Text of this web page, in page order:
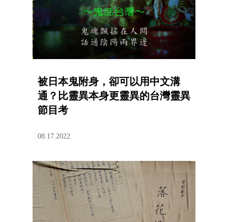
被日本鬼附身，卻可以用中文溝
通？比靈異本身更靈異的台灣靈異
節目考
08.17.2022